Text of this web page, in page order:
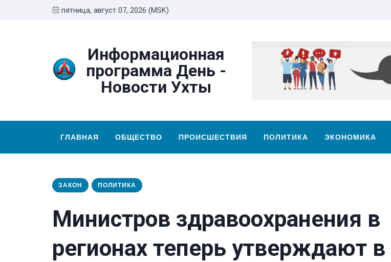
пятница, август 07, 2026 (MSK)
Информационная
программа День -
Новости Ухты
ГЛАВНАЯ ОБЩЕСТВО ПРОИСШЕСТВИЯ ПОЛИТИКА ЭКОНОМИКА
ЗАКОН ПОЛИТИКА
Министров здравоохранения в
регионах теперь утверждают в